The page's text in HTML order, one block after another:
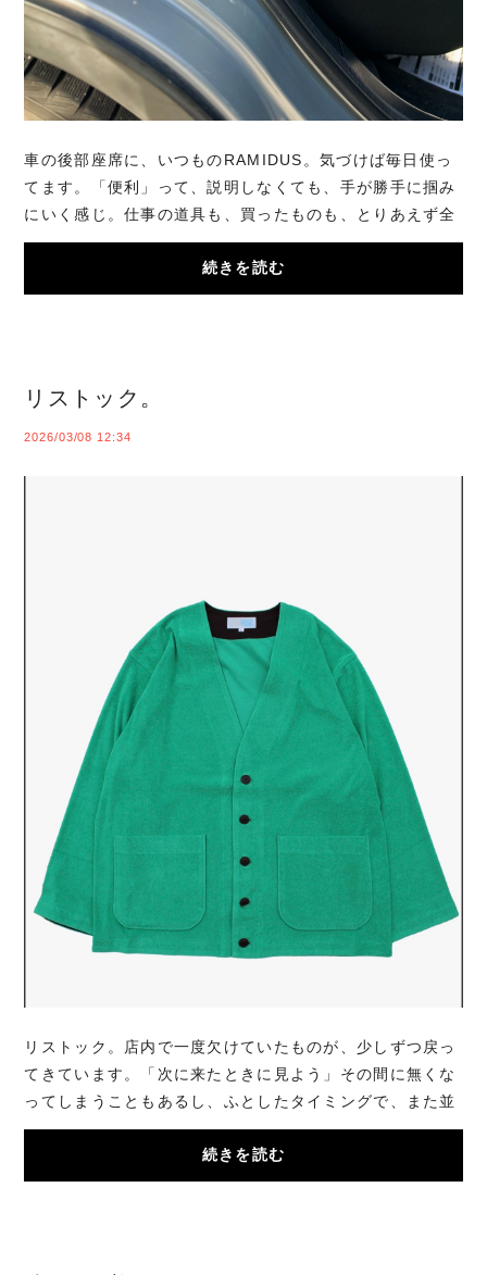
車の後部座席に、いつものRAMIDUS。気づけば毎日使っ
てます。「便利」って、説明しなくても、手が勝手に掴み
にいく感じ。仕事の道具も、買ったものも、とりあえず全
部受け止めてくれる。ラフに扱っても、ちゃんと...
続きを読む
リストック。
2026/03/08 12:34
リストック。店内で一度欠けていたものが、少しずつ戻っ
てきています。「次に来たときに見よう」その間に無くな
ってしまうこともあるし、ふとしたタイミングで、また並
ぶこともある。今日は、その“戻ってきた”側...
続きを読む